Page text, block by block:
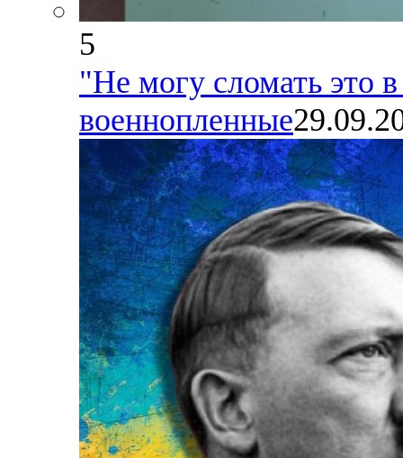
5
"Не могу сломать это
военнопленные